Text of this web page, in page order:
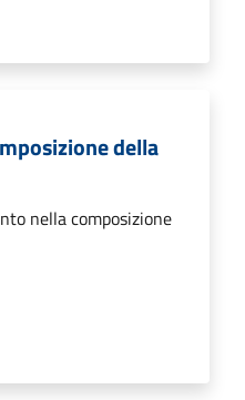
della
nella composizione